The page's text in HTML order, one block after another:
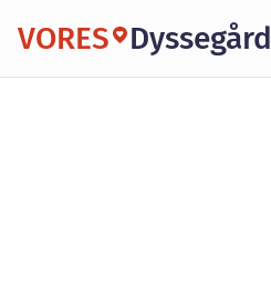
VORES Dyssegård